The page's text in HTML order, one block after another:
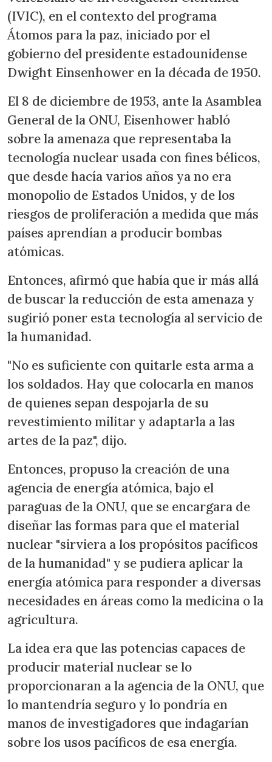
(IVIC), en el contexto del programa
Átomos para la paz, iniciado por el
gobierno del presidente estadounidense
Dwight Einsenhower en la década de 1950.
El 8 de diciembre de 1953, ante la Asamblea
General de la ONU, Eisenhower habló
sobre la amenaza que representaba la
tecnología nuclear usada con fines bélicos,
que desde hacía varios años ya no era
monopolio de Estados Unidos, y de los
riesgos de proliferación a medida que más
países aprendían a producir bombas
atómicas.
Entonces, afirmó que había que ir más allá
de buscar la reducción de esta amenaza y
sugirió poner esta tecnología al servicio de
la humanidad.
"No es suficiente con quitarle esta arma a
los soldados. Hay que colocarla en manos
de quienes sepan despojarla de su
revestimiento militar y adaptarla a las
artes de la paz", dijo.
Entonces, propuso la creación de una
agencia de energía atómica, bajo el
paraguas de la ONU, que se encargara de
diseñar las formas para que el material
nuclear "sirviera a los propósitos pacíficos
de la humanidad" y se pudiera aplicar la
energía atómica para responder a diversas
necesidades en áreas como la medicina o la
agricultura.
La idea era que las potencias capaces de
producir material nuclear se lo
proporcionaran a la agencia de la ONU, que
lo mantendría seguro y lo pondría en
manos de investigadores que indagarían
sobre los usos pacíficos de esa energía.